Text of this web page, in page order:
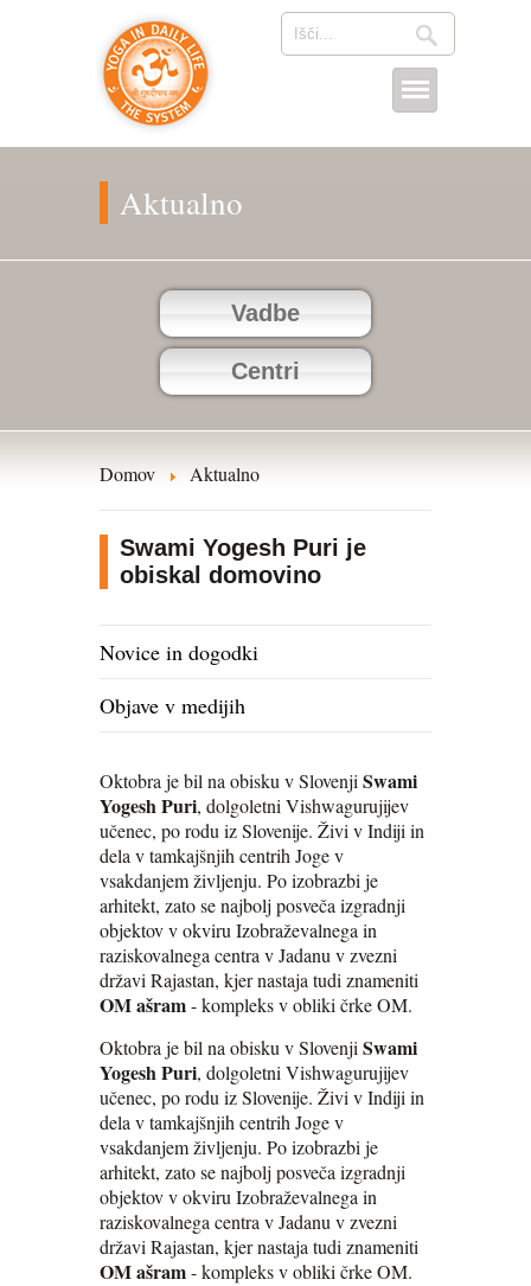
Aktualno
Vadbe
Centri
Domov Aktualno
Swami Yogesh Puri je
obiskal domovino
Novice in dogodki
Objave v medijih
Oktobra je bil na obisku v Slovenji Swami
Yogesh Puri, dolgoletni Vishwagurujijev
učenec, po rodu iz Slovenije. Živi v Indiji in
dela v tamkajšnjih centrih Joge v
vsakdanjem življenju. Po izobrazbi je
arhitekt, zato se najbolj posveča izgradnji
objektov v okviru Izobraževalnega in
raziskovalnega centra v Jadanu v zvezni
državi Rajastan, kjer nastaja tudi znameniti
OM ašram- kompleks v obliki črke OM.
Oktobra je bil na obisku v Slovenji Swami
Yogesh Puri, dolgoletni Vishwagurujijev
učenec, po rodu iz Slovenije. Živi v Indiji in
dela v tamkajšnjih centrih Joge v
vsakdanjem življenju. Po izobrazbi je
arhitekt, zato se najbolj posveča izgradnji
objektov v okviru Izobraževalnega in
raziskovalnega centra v Jadanu v zvezni
državi Rajastan, kjer nastaja tudi znameniti
OM ašram- kompleks v obliki črke OM.